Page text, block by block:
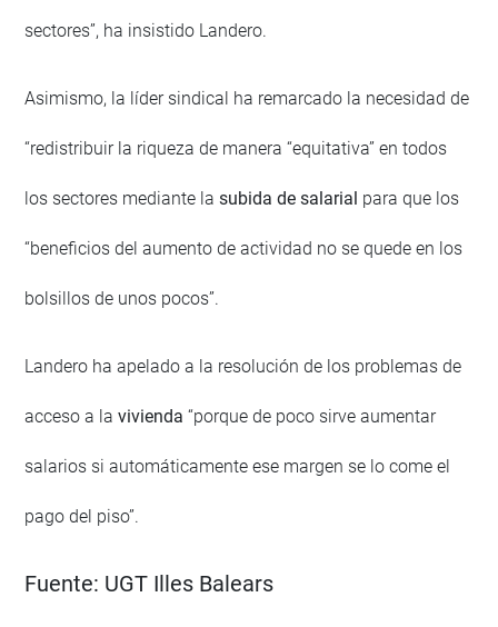
sectores”, ha insistido Landero.
Asimismo, la líder sindical ha remarcado la necesidad de
“redistribuir la riqueza de manera “equitativa” en todos
los sectores mediante lasubida de salarial para que los
“beneficios del aumento de actividad no se quede en los
bolsillos de unos pocos”.
Landero ha apelado a la resolución de los problemas de
acceso a lavivienda “porque de poco sirve aumentar
salarios si automáticamente ese margen se lo come el
pago del piso”.
Fuente: UGT Illes Balears